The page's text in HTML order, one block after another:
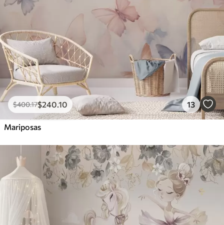
$400.17$240.10 13
Mariposas